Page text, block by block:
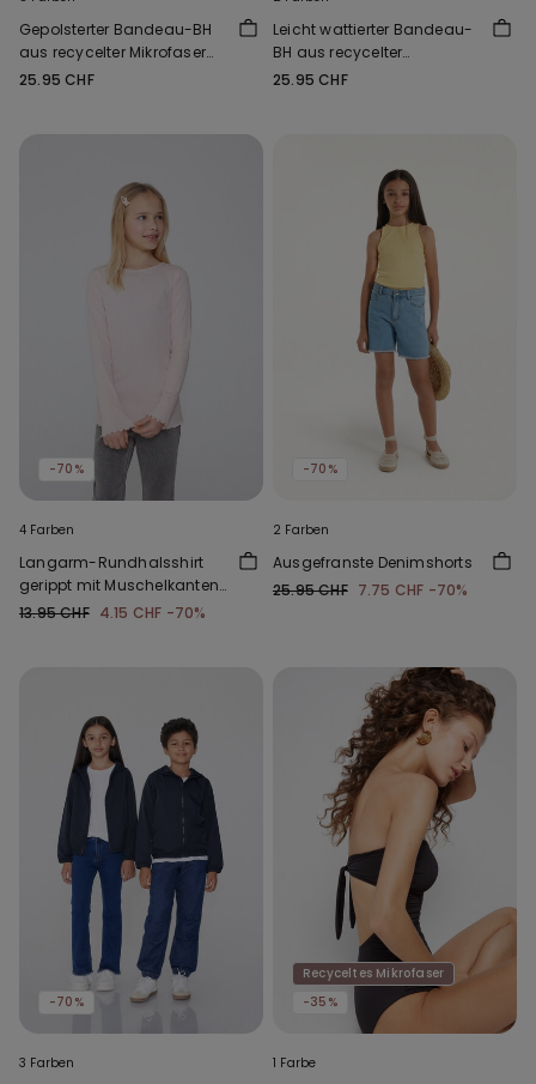
Gepolsterter Bandeau-BH
aus recycelter Mikrofaser
mit Ausschnitt
25.95 CHF
Leicht wattierter Bandeau-
BH aus recycelter
Mikrofaser Full Coverage
25.95 CHF
-70%
4 Farben
Langarm-Rundhalsshirt
gerippt mit Muschelkanten
für Mädchen
13.95 CHF 4.15 CHF -70%
-70%
2 Farben
Ausgefranste Denimshorts
25.95 CHF 7.75 CHF -70%
-70%
3 Farben
Recyceltes Mikrofaser
-35%
1 Farbe